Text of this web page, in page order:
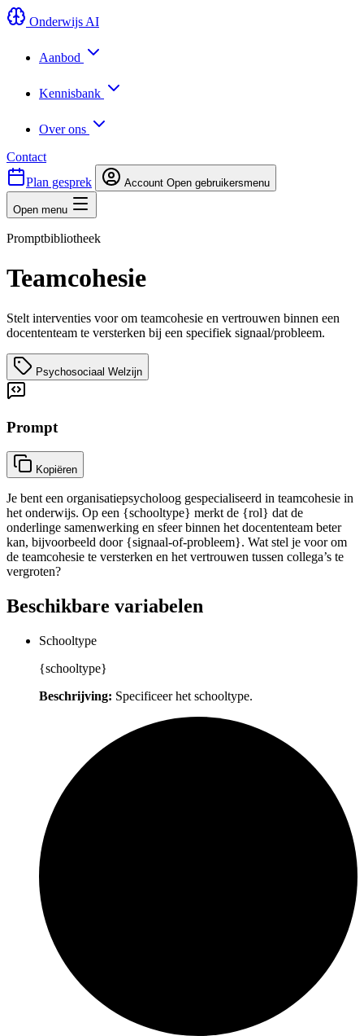
Onderwijs AI
Aanbod
Kennisbank
Over ons
Contact
Plan gesprek
Account Open gebruikersmenu
Open menu
Promptbibliotheek
Teamcohesie
Stelt interventies voor om teamcohesie en vertrouwen binnen een
docententeam te versterken bij een specifiek signaal/probleem.
Psychosociaal Welzijn
Prompt
Kopiëren
Je bent een organisatiepsycholoog gespecialiseerd in teamcohesie in
het onderwijs. Op een {schooltype} merkt de {rol} dat de
onderlinge samenwerking en sfeer binnen het docententeam beter
kan, bijvoorbeeld door {signaal-of-probleem}. Wat stel je voor om
de teamcohesie te versterken en het vertrouwen tussen collega’s te
vergroten?
Beschikbare variabelen
Schooltype
{schooltype}
Beschrijving: Specificeer het schooltype.